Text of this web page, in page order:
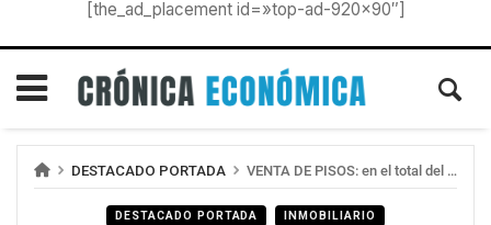
[the_ad_placement id=»top-ad-920×90″]
DESTACADO PORTADA VENTA DE PISOS: en el total del trimestre cae un 2,7%
DESTACADO PORTADA INMOBILIARIO